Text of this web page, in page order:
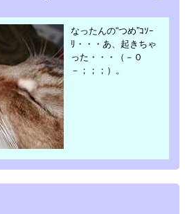
なったんの“つめ”ｺｿｰ
ﾘ・・・あ、起きちゃ
った・・・（－０
－；；；）。